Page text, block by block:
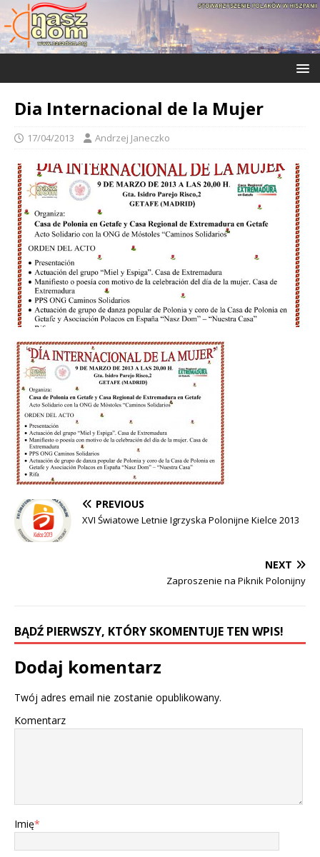
Dia Internacional de la Mujer
17/04/2013 Andrzej Janeczko
PREVIOUS
XVI Światowe Letnie Igrzyska Polonijne Kielce 2013
NEXT
Zaproszenie na Piknik Polonijny
BĄDŹ PIERWSZY, KTÓRY SKOMENTUJE TEN WPIS!
Dodaj komentarz
Twój adres email nie zostanie opublikowany.
Komentarz
Imię*